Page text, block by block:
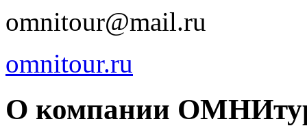
omnitour@mail.ru
omnitour.ru
О компании